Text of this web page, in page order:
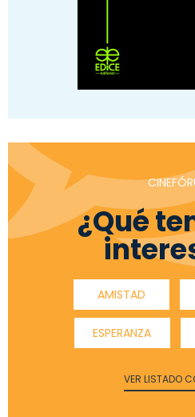
¿Qué
AMISTAD
ESPERANZA
VER LISTADO